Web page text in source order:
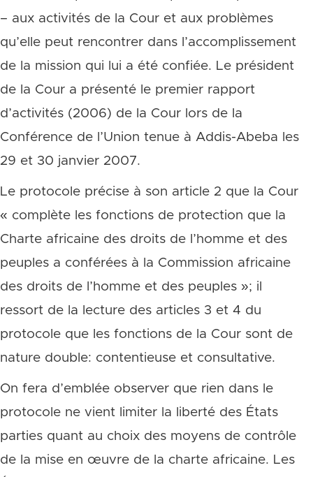
– aux activités de la Cour et aux problèmes
qu’elle peut rencontrer dans l’accomplissement
de la mission qui lui a été confiée. Le président
de la Cour a présenté le premier rapport
d’activités (2006) de la Cour lors de la
Conférence de l’Union tenue à Addis-Abeba les
29 et 30 janvier 2007.
Le protocole précise à son article 2 que la Cour
« complète les fonctions de protection que la
Charte africaine des droits de l’homme et des
peuples a conférées à la Commission africaine
des droits de l’homme et des peuples »; il
ressort de la lecture des articles 3 et 4 du
protocole que les fonctions de la Cour sont de
nature double: contentieuse et consultative.
On fera d’emblée observer que rien dans le
protocole ne vient limiter la liberté des États
parties quant au choix des moyens de contrôle
de la mise en œuvre de la charte africaine. Les